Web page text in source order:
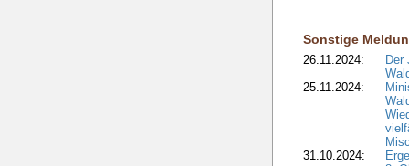
Sonstige
26.11.2024:
Der
25.11.2024:
31.10.2024: